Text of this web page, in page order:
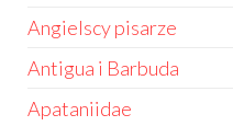
Angielscy pisarze
Antigua i Barbuda
Apataniidae